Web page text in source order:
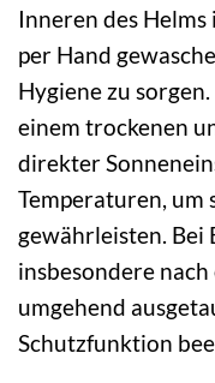
Inneren des
per Hand
Hygiene zu
einem trockenen
direkter
Temperaturen, um
gewährleisten. Bei
insbesondere
umgehend
Schutzfunktion